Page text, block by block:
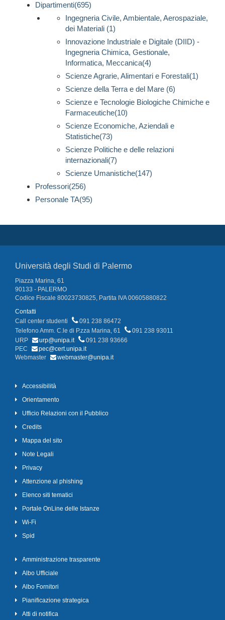
Dipartimenti(695)
Ingegneria Civile, Ambientale, Aerospaziale,
dei Materiali (1)
Innovazione Industriale e Digitale (DIID) -
Ingegneria Chimica, Gestionale,
Informatica, Meccanica(4)
Scienze Agrarie, Alimentari e Forestali(1)
Scienze della Terra e del Mare (6)
Scienze e Tecnologie Biologiche Chimiche e
Farmaceutiche(10)
Scienze Economiche, Aziendali e
Statistiche(73)
Scienze Politiche e delle relazioni
internazionali(7)
Scienze Umanistiche(147)
Professori(256)
Personale TA(95)
Università degli Studi di Palermo
Piazza Marina, 61
90133 - PALERMO
Codice Fiscale 80023730825, Partita IVA 00605880822
Contatti
Call center studenti
091 238 86472
Telefono Amm. C.le di P.zza Marina, 61
091 238 93011
URP
urp@unipa.it
091 238 93666
PEC
pec@cert.unipa.it
Webmaster
webmaster@unipa.it
Accessibilità
Orientamento
Ufficio Relazioni con il Pubblico
Credits
Mappa del sito
Note Legali
Privacy
Attenzione al phishing
Elenco siti tematici
Portale OnLine delle Istanze
Wi-Fi
Spid
Amministrazione trasparente
Albo Ufficiale
Albo Fornitori
Pianificazione strategica
Atti di notifica